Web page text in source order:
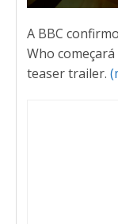
A BBC
Who
teaser trailer.